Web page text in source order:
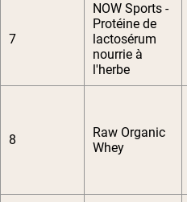
7
NOW Sports -
Protéine de
lactosérum
nourrie à
l'herbe
8
Raw Organic
Whey